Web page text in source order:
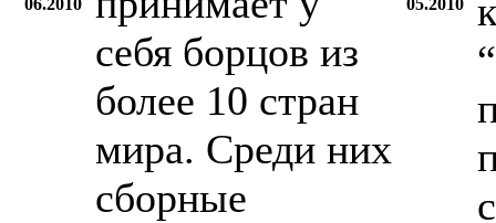
себя борцов из
более 10 стран
мира. Среди них
сборные